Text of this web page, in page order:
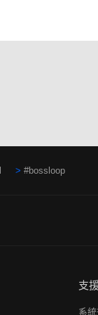
#bossloop
支
系